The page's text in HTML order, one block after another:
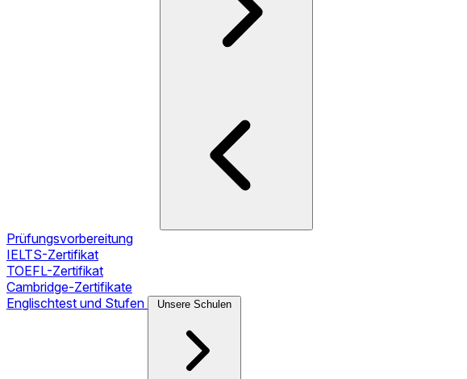
Prüfungsvorbereitung
IELTS-Zertifikat
TOEFL-Zertifikat
Cambridge-Zertifikate
Englischtest und Stufen
Unsere Schulen